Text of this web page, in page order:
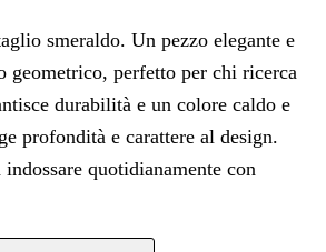
smeraldo. Un pezzo elegante e
geometrico, perfetto per chi ricerca
durabilità e un colore caldo e
profondità e carattere al design.
quotidianamente con